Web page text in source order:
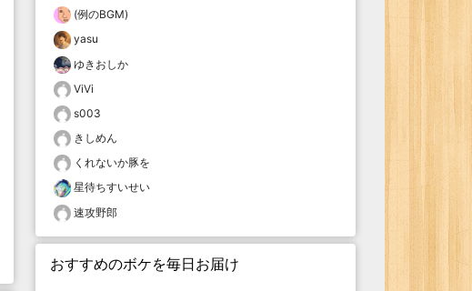
(例のBGM)
yasu
ゆきおしか
ViVi
s003
きしめん
くれないか豚を
星待ちすいせい
速攻野郎
おすすめのボケを毎日お届け